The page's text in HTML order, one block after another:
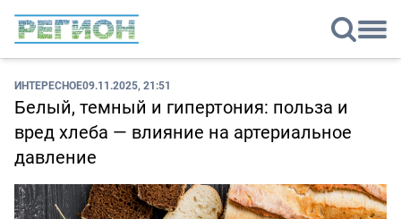
ИНТЕРЕСНОЕ09.11.2025, 21:51
Белый, темный и гипертония: польза и
вред хлеба — влияние на артериальное
давление